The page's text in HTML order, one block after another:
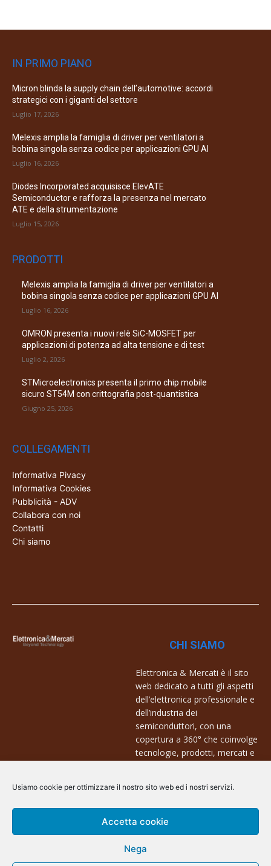
Usiamo cookie per ottimizzare il nostro sito web ed i nostri servizi.
Accetta cookie
Nega
IN PRIMO PIANO
Micron blinda la supply chain dell’automotive: accordi
strategici con i giganti del settore
Luglio 17, 2026
Melexis amplia la famiglia di driver per ventilatori a
bobina singola senza codice per applicazioni GPU AI
Luglio 16, 2026
Diodes Incorporated acquisisce ElevATE
Semiconductor e rafforza la presenza nel mercato
ATE e della strumentazione
Luglio 15, 2026
PRODOTTI
Melexis amplia la famiglia di driver per ventilatori a
bobina singola senza codice per applicazioni GPU AI
Luglio 16, 2026
OMRON presenta i nuovi relè SiC-MOSFET per
applicazioni di potenza ad alta tensione e di test
Luglio 2, 2026
STMicroelectronics presenta il primo chip mobile
sicuro ST54M con crittografia post-quantistica
Giugno 25, 2026
COLLEGAMENTI
Informativa Pivacy
Informativa Cookies
Pubblicità - ADV
Collabora con noi
Contatti
Chi siamo
CHI SIAMO
Elettronica & Mercati è il sito
web dedicato a tutti gli aspetti
dell’elettronica professionale e
dell’industria dei
semiconduttori, con una
copertura a 360° che coinvolge
tecnologie, prodotti, mercati e
Contatti:
info@arscommunication.it